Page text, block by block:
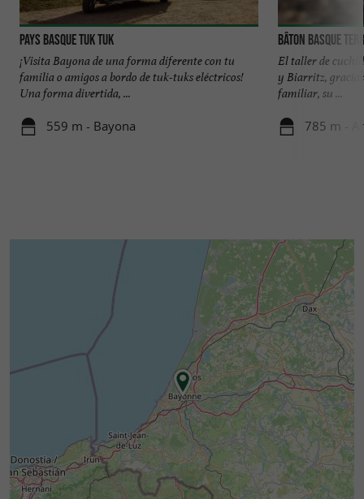
Pays Basque TUK TUK
¡Visita Bayona de una forma diferente con tu
familia o amigos a bordo de tuk-tuks eléctricos!
Una forma divertida, ...
559 m - Bayona
Bâton basque
El taller de
y Biarritz,
familiar, su ...
785 m -